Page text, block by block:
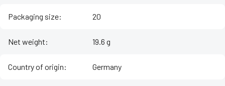
Packaging size: 20
Net weight: 19.6 g
Country of origin: Germany